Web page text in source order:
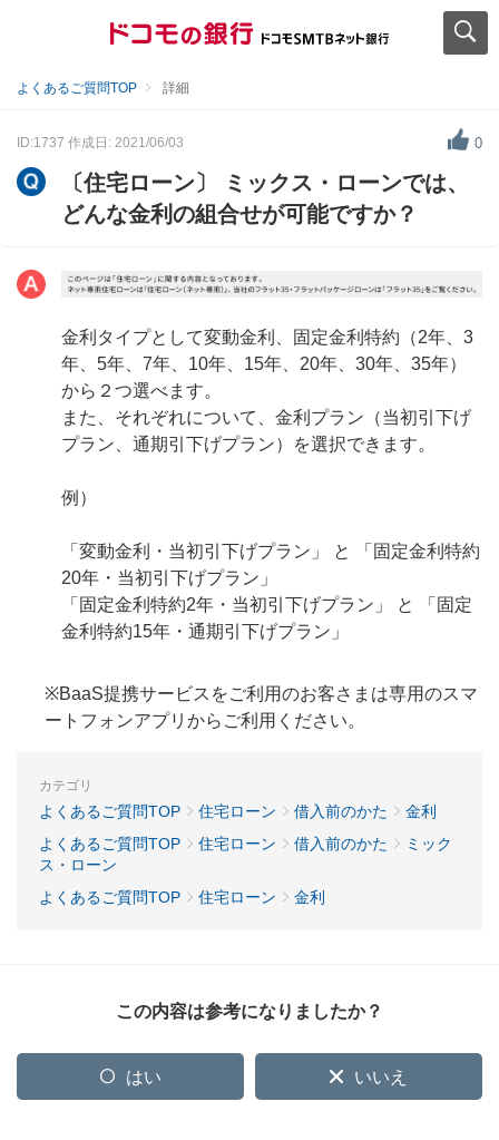
よくあるご質問TOP 詳細
ID:1737 作成日: 2021/06/03 0
〔住宅ローン〕 ミックス・ローンでは、
どんな金利の組合せが可能ですか？
金利タイプとして変動金利、固定金利特約（2年、3
年、5年、7年、10年、15年、20年、30年、35年）
から２つ選べます。
また、それぞれについて、金利プラン（当初引下げ
プラン、通期引下げプラン）を選択できます。
例）
「変動金利・当初引下げプラン」 と 「固定金利特約
20年・当初引下げプラン」
「固定金利特約2年・当初引下げプラン」 と 「固定
金利特約15年・通期引下げプラン」
※BaaS提携サービスをご利用のお客さまは専用のスマ
ートフォンアプリからご利用ください。
カテゴリ
よくあるご質問TOP 住宅ローン 借入前のかた
金利
よくあるご質問TOP
住宅ローン 借入前のかた
ミック
ス・ローン
よくあるご質問TOP
住宅ローン 金利
この内容は参考になりましたか？
はい いいえ